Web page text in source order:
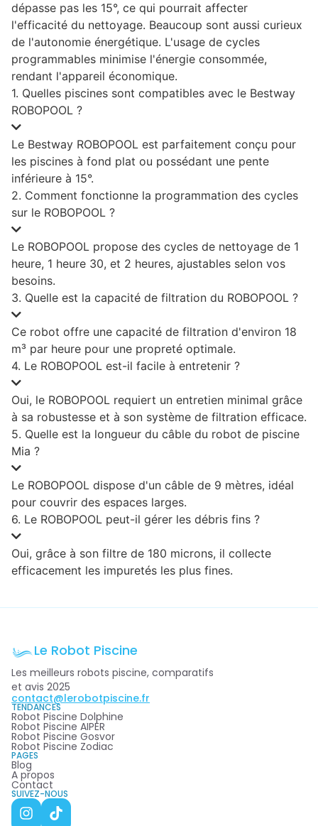
dépasse pas les 15°, ce qui pourrait affecter
l'efficacité du nettoyage. Beaucoup sont aussi curieux
de l'autonomie énergétique. L'usage de cycles
programmables minimise l'énergie consommée,
rendant l'appareil économique.
1. Quelles piscines sont compatibles avec le Bestway
ROBOPOOL ?
Le Bestway ROBOPOOL est parfaitement conçu pour
les piscines à fond plat ou possédant une pente
inférieure à 15°.
2. Comment fonctionne la programmation des cycles
sur le ROBOPOOL ?
Le ROBOPOOL propose des cycles de nettoyage de 1
heure, 1 heure 30, et 2 heures, ajustables selon vos
besoins.
3. Quelle est la capacité de filtration du ROBOPOOL ?
Ce robot offre une capacité de filtration d'environ 18
m³ par heure pour une propreté optimale.
4. Le ROBOPOOL est-il facile à entretenir ?
Oui, le ROBOPOOL requiert un entretien minimal grâce
à sa robustesse et à son système de filtration efficace.
5. Quelle est la longueur du câble du robot de piscine
Mia ?
Le ROBOPOOL dispose d'un câble de 9 mètres, idéal
pour couvrir des espaces larges.
6. Le ROBOPOOL peut-il gérer les débris fins ?
Oui, grâce à son filtre de 180 microns, il collecte
efficacement les impuretés les plus fines.
Le Robot Piscine
Les meilleurs robots piscine, comparatifs
et avis 2025
contact@lerobotpiscine.fr
TENDANCES
Robot Piscine Dolphine
Robot Piscine AIPER
Robot Piscine Gosvor
Robot Piscine Zodiac
PAGES
Blog
A propos
Contact
SUIVEZ-NOUS